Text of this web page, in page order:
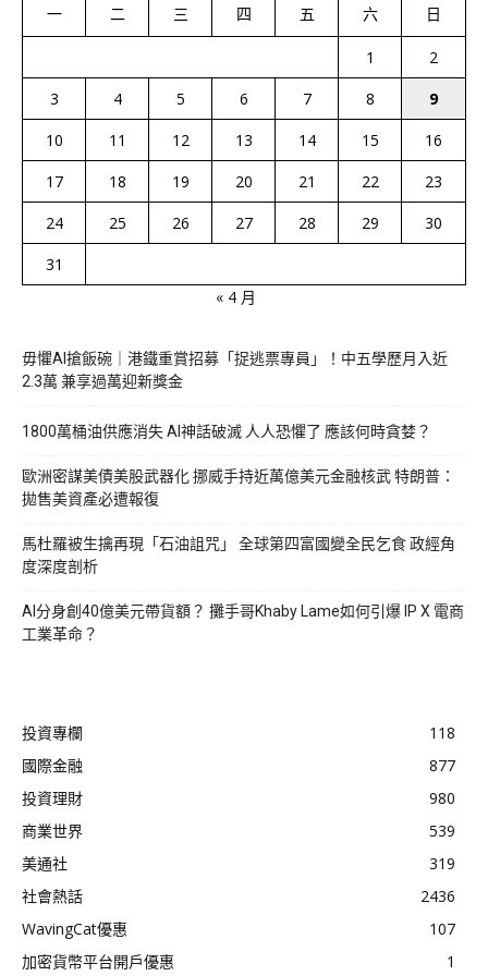
一 二 三 四 五 六 日
1
2
3
4 5 6 7 8
9
10
11 12 13 14 15
16
17
18 19 20 21 22
23
24
25 26 27 28 29
30
31
« 4 月
毋懼AI搶飯碗｜港鐵重賞招募「捉逃票專員」！中五學歷月入近
2.3萬 兼享過萬迎新獎金
1800萬桶油供應消失 AI神話破滅 人人恐懼了 應該何時貪婪？
歐洲密謀美債美股武器化 挪威手持近萬億美元金融核武 特朗普：
拋售美資產必遭報復
馬杜羅被生擒再現「石油詛咒」 全球第四富國變全民乞食 政經角
度深度剖析
AI分身創40億美元帶貨額？ 攤手哥Khaby Lame如何引爆 IP X 電商
工業革命？
投資專欄
118
國際金融
877
投資理財
980
商業世界
539
美通社
319
社會熱話
2436
WavingCat優惠
107
加密貨幣平台開戶優惠
1